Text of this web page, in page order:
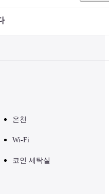
온천
Wi-Fi
코인 세탁실